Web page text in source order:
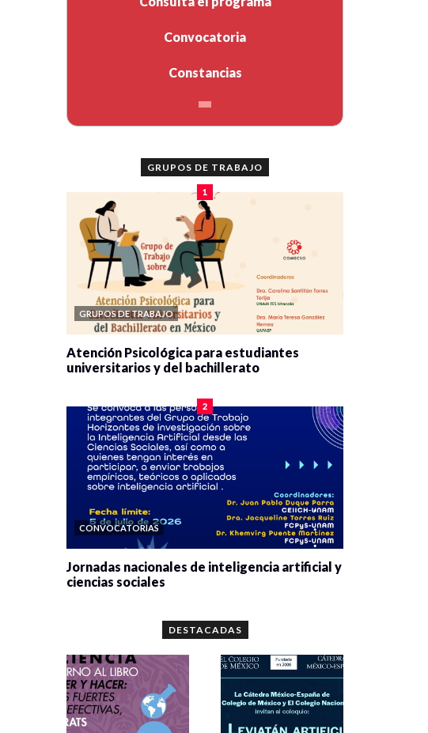
Convocatoria
Constancias
GRUPOS DE TRABAJO
1
GRUPOS DE TRABAJO
Atención Psicológica para estudiantes
universitarios y del bachillerato
2
CONVOCATORIAS
Jornadas nacionales de inteligencia artificial y
ciencias sociales
DESTACADAS